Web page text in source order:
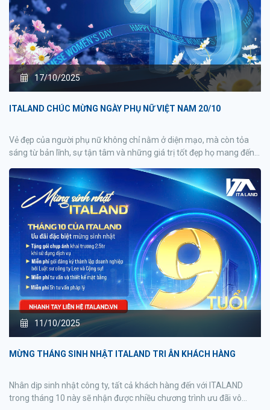
17/10/2025
ITALAND CHÚC MỪNG NGÀY PHỤ NỮ VIỆT NAM 20/10
Vẻ đẹp của người phụ nữ không chỉ nằm ở diện mạo, mà còn tỏa
sáng từ bản lĩnh, sự tận tâm và những giá trị tốt đẹp họ mang đến
11/10/2025
MỪNG THÁNG SINH NHẬT ITALAND TRI ÂN KHÁCH HÀNG
Nhân dịp sinh nhật công ty, tất cả khách hàng đến với ITALAND
trong tháng 10 này sẽ nhận được nhiều chương trình ưu đãi vô